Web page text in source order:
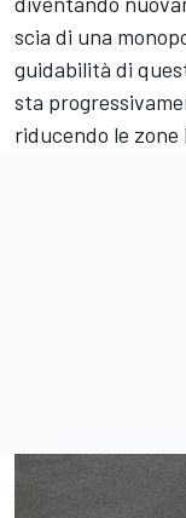
scia di una
guidabilità di
sta
riducendo le zone